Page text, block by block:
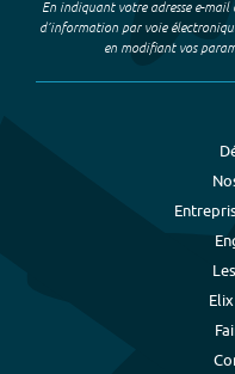
En indiquant votre adresse e-mail
d’information par voie
en modifiant vos